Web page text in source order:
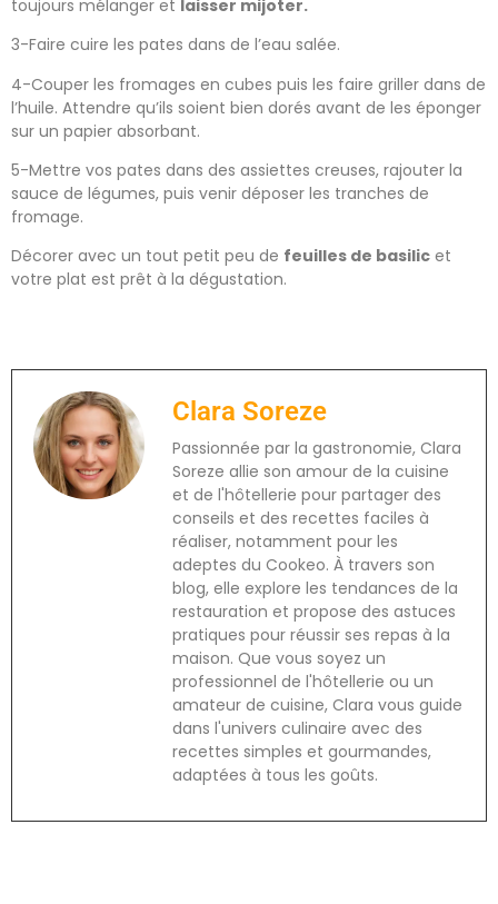
toujours mélanger et laisser mijoter.
3-Faire cuire les pates dans de l’eau salée.
4-Couper les fromages en cubes puis les faire griller dans de
l’huile. Attendre qu’ils soient bien dorés avant de les éponger
sur un papier absorbant.
5-Mettre vos pates dans des assiettes creuses, rajouter la
sauce de légumes, puis venir déposer les tranches de
fromage.
Décorer avec un tout petit peu de feuilles de basilic et
votre plat est prêt à la dégustation.
Clara Soreze
Passionnée par la gastronomie, Clara
Soreze allie son amour de la cuisine
et de l'hôtellerie pour partager des
conseils et des recettes faciles à
réaliser, notamment pour les
adeptes du Cookeo. À travers son
blog, elle explore les tendances de la
restauration et propose des astuces
pratiques pour réussir ses repas à la
maison. Que vous soyez un
professionnel de l'hôtellerie ou un
amateur de cuisine, Clara vous guide
dans l'univers culinaire avec des
recettes simples et gourmandes,
adaptées à tous les goûts.